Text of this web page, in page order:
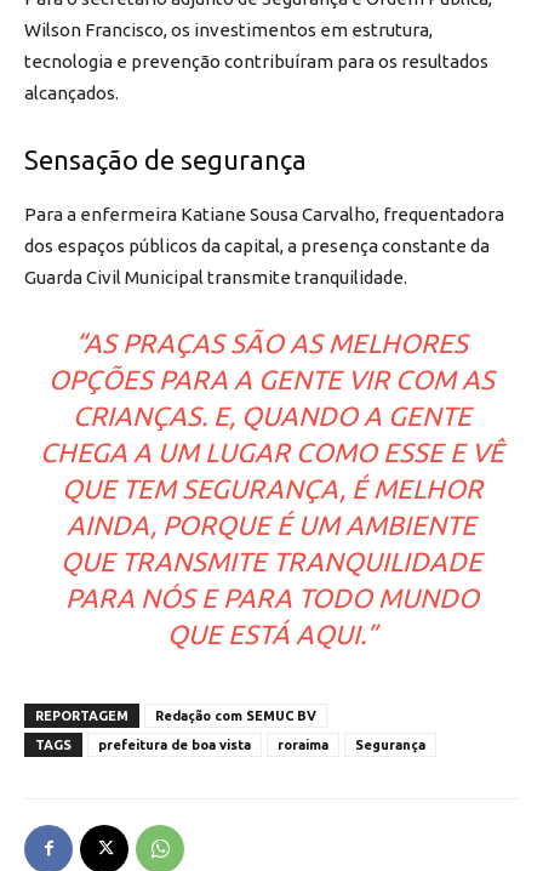
Wilson Francisco, os investimentos em estrutura,
tecnologia e prevenção contribuíram para os resultados
alcançados.
Sensação de segurança
Para a enfermeira Katiane Sousa Carvalho, frequentadora
dos espaços públicos da capital, a presença constante da
Guarda Civil Municipal transmite tranquilidade.
“AS PRAÇAS SÃO AS MELHORES
OPÇÕES PARA A GENTE VIR COM AS
CRIANÇAS. E, QUANDO A GENTE
CHEGA A UM LUGAR COMO ESSE E VÊ
QUE TEM SEGURANÇA, É MELHOR
AINDA, PORQUE É UM AMBIENTE
QUE TRANSMITE TRANQUILIDADE
PARA NÓS E PARA TODO MUNDO
QUE ESTÁ AQUI.”
REPORTAGEM
Redação com SEMUC BV
TAGS
prefeitura de boa vista roraima Segurança